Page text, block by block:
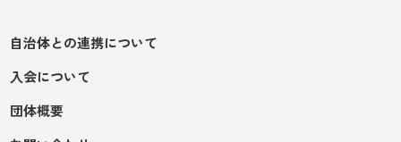
自治体との連携について
入会について
団体概要